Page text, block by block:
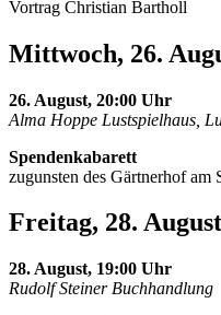
Vortrag Christian Bartholl
Mittwoch, 26.
26. August, 20:00 Uhr
Alma Hoppe Lustspielhaus,
Spendenkabarett
zugunsten des Gärtnerhof am
Freitag, 28. August
28. August, 19:00 Uhr
Rudolf Steiner Buchhandlung